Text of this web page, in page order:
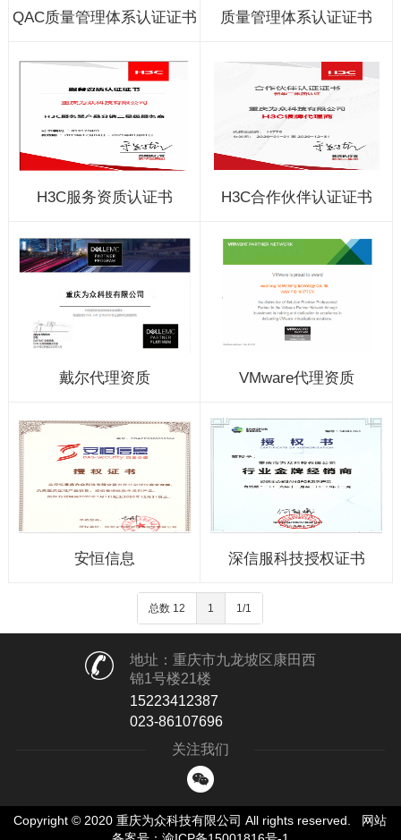
QAC质量管理体系认证证书 质量管理体系认证证书
H3C服务资质认证书 H3C合作伙伴认证证书
戴尔代理资质 VMware代理资质
安恒信息 深信服科技授权证书
总数 12 1 1/1
地址：重庆市九龙坡区康田西
锦1号楼21楼
15223412387
023-86107696
关注我们
Copyright © 2020 重庆为众科技有限公司 All rights reserved. 网站